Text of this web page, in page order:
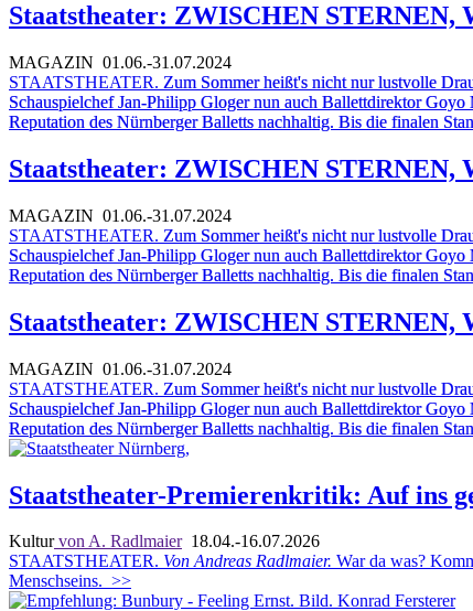
Staatstheater: ZWISCHEN
MAGAZIN 01.06.-31.07.2024
STAATSTHEATER. Zum Sommer heißt's nicht nur lustvolle
Schauspielchef Jan-Philipp Gloger nun auch Ballettdirektor
Reputation des Nürnberger Balletts nachhaltig. Bis die finalen
Staatstheater: ZWISCHEN
MAGAZIN 01.06.-31.07.2024
STAATSTHEATER. Zum Sommer heißt's nicht nur lustvolle
Schauspielchef Jan-Philipp Gloger nun auch Ballettdirektor
Reputation des Nürnberger Balletts nachhaltig. Bis die finalen
Staatstheater: ZWISCHEN
MAGAZIN 01.06.-31.07.2024
STAATSTHEATER. Zum Sommer heißt's nicht nur lustvolle
Schauspielchef Jan-Philipp Gloger nun auch Ballettdirektor
Reputation des Nürnberger Balletts nachhaltig. Bis die finalen
Staatstheater-Premierenkritik: Auf ins
Kulturvon A. Radlmaier18.04.-16.07.2026
STAATSTHEATER. Von Andreas Radlmaier. War da was?
Menschseins. >>